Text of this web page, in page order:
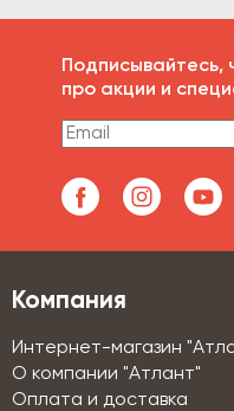
Подписывайтесь,
про акции и
Компания
Интернет-магазин
О компании "Атлант"
Оплата и доставка